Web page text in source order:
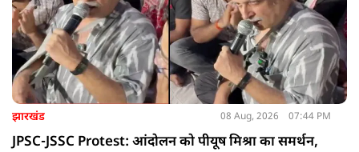
झारखंड 08 Aug, 2026 07:44 PM
JPSC-JSSC Protest: आंदोलन को पीयूष मिश्रा का समर्थन,